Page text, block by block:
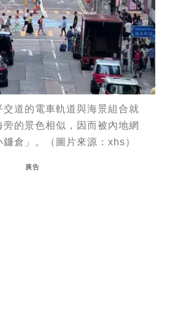
交道的電車軌道與海景組合就
旁的景色相似，因而被內地網
倉」。（圖片來源：xhs）
廣告